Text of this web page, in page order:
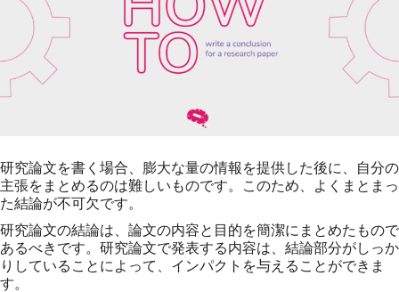
研究論文を書く場合、膨大な量の情報を提供した後に、自分の
主張をまとめるのは難しいものです。このため、よくまとまっ
た結論が不可欠です。
研究論文の結論は、論文の内容と目的を簡潔にまとめたもので
あるべきです。研究論文で発表する内容は、結論部分がしっか
りしていることによって、インパクトを与えることができま
す。